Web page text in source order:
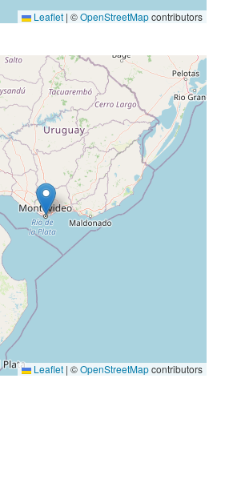
Leaflet | ©OpenStreetMapcontributors
Leaflet | ©OpenStreetMapcontributors